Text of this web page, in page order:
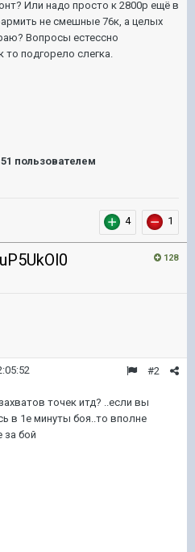
Или надо просто к 2800р ещё в
не смешные 76к, а целых
Вопросы естессно
то подгорело слегка.
пользователем
4 1
128
#2
точек итд? ..если вы
в 1е минуты боя..то вполне
за бой